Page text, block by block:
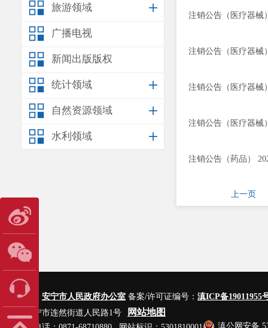
旅游领域
广播电视
新闻出版版权
统计领域
自然资源领域
水利领域
注销公告（医疗器械
注销公告（医疗器械
注销公告（医疗器械
注销公告（医疗器械
注销公告（药品）
上一页
主办单位： 安宁市人民政府办公室 备案/许可证编号： 滇ICP备19011955
地址：安宁市连然街道人民路1号
网站地图
滇公网安备